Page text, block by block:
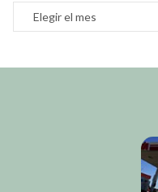
Archivos